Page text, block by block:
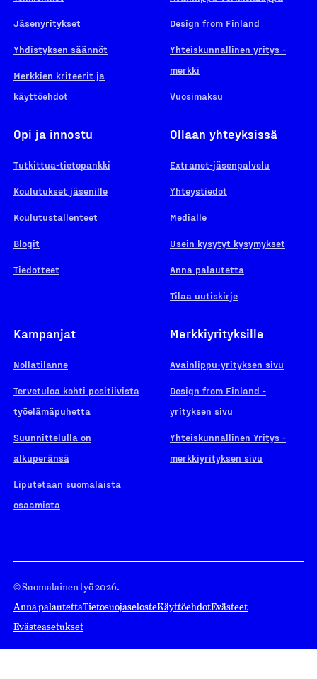
Jäsenyritykset
Yhdistyksen säännöt
Merkkien kriteerit ja
käyttöehdot
Design from Finland
Yhteiskunnallinen yritys -
merkki
Vuosimaksu
Opi ja innostu
Tutkittua-tietopankki
Koulutukset jäsenille
Koulutustallenteet
Blogit
Tiedotteet
Ollaan yhteyksissä
Extranet-jäsenpalvelu
Yhteystiedot
Medialle
Usein kysytyt kysymykset
Anna palautetta
Tilaa uutiskirje
Kampanjat
Nollatilanne
Tervetuloa kohti positiivista
työelämäpuhetta
Suunnittelulla on
alkuperänsä
Liputetaan suomalaista
osaamista
Merkkiyrityksille
Avainlippu-yrityksen sivu
Design from Finland -
yrityksen sivu
Yhteiskunnallinen Yritys -
merkkiyrityksen sivu
© Suomalainen työ 2026.
Anna palautettaTietosuojaselosteKäyttöehdotEvästeet
Evästeasetukset